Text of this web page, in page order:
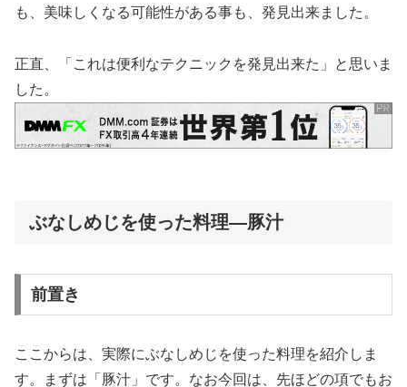
も、美味しくなる可能性がある事も、発見出来ました。
正直、「これは便利なテクニックを発見出来た」と思いま
した。
ぶなしめじを使った料理―豚汁
前置き
ここからは、実際にぶなしめじを使った料理を紹介しま
す。まずは「豚汁」です。なお今回は、先ほどの項でもお